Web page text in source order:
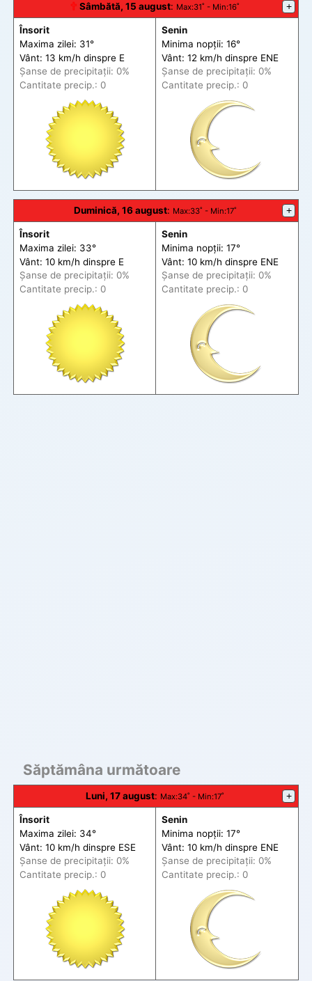
🕆 Sâmbătă, 15 august: Max:31˚ - Min:16˚ +
Însorit
Maxima zilei: 31°
Vânt: 13 km/h dinspre E
Șanse de precipitații: 0%
Cantitate precip.: 0
Senin
Minima nopții: 16°
Vânt: 12 km/h dinspre ENE
Șanse de precipitații: 0%
Cantitate precip.: 0
Duminică, 16 august: Max:33˚ - Min:17˚ +
Însorit
Maxima zilei: 33°
Vânt: 10 km/h dinspre E
Șanse de precipitații: 0%
Cantitate precip.: 0
Senin
Minima nopții: 17°
Vânt: 10 km/h dinspre ENE
Șanse de precipitații: 0%
Cantitate precip.: 0
Săptămâna următoare
Luni, 17 august: Max:34˚ - Min:17˚ +
Însorit
Maxima zilei: 34°
Vânt: 10 km/h dinspre ESE
Șanse de precipitații: 0%
Cantitate precip.: 0
Senin
Minima nopții: 17°
Vânt: 10 km/h dinspre ENE
Șanse de precipitații: 0%
Cantitate precip.: 0